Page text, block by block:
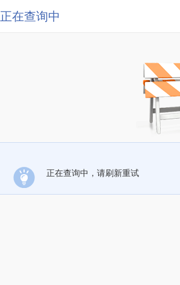
正在查询中
正在查询中，请刷新重试